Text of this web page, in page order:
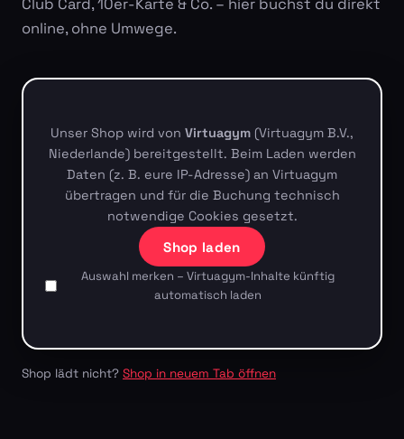
Club Card, 10er-Karte & Co. – hier buchst du direkt
online, ohne Umwege.
Unser Shop wird von Virtuagym (Virtuagym B.V.,
Niederlande) bereitgestellt. Beim Laden werden
Daten (z. B. eure IP-Adresse) an Virtuagym
übertragen und für die Buchung technisch
notwendige Cookies gesetzt.
Shop laden
Auswahl merken – Virtuagym-Inhalte künftig
automatisch laden
Shop lädt nicht? Shop in neuem Tab öffnen